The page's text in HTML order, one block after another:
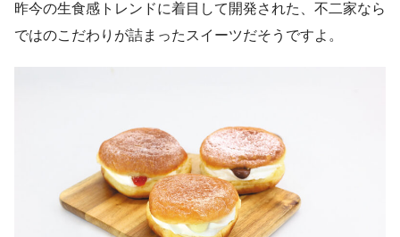
昨今の生食感トレンドに着目して開発された、不二家なら
ではのこだわりが詰まったスイーツだそうですよ。